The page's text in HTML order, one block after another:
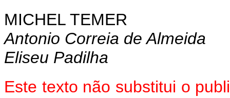
MICHEL TEMER
Antonio Correia de Almeida
Eliseu Padilha
Este texto não substitui o